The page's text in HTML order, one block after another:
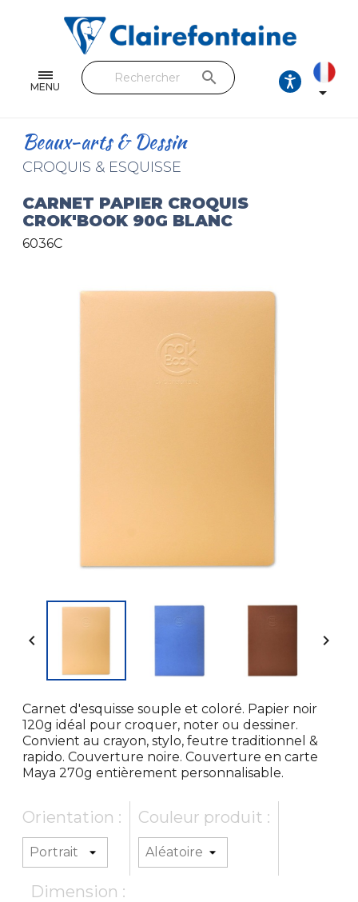
MENU
Feuilles & Copies
Beaux-arts & Dessin
Loisirs créatifs
Cuir & trousses
Toutes les collections
search

Beaux-arts & Dessin
CROQUIS & ESQUISSE
CARNET PAPIER CROQUIS
CROK'BOOK 90G BLANC
6036C
 
Carnet d'esquisse souple et coloré. Papier noir
120g idéal pour croquer, noter ou dessiner.
Convient au crayon, stylo, feutre traditionnel &
rapido. Couverture noire. Couverture en carte
Maya 270g entièrement personnalisable.
Orientation : Couleur produit :
Dimension :